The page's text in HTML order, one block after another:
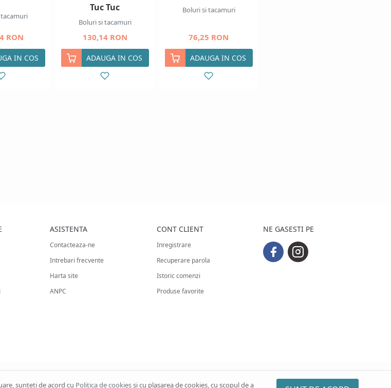
sunteti de acord cu Politica de cookiessi cu plasarea de cookies, cu scopul de a
RON
IN COS
Tuc Tuc
Boluri si tacamuri
130,14 RON
ADAUGA IN COS
Boluri si tacamuri
76,25 RON
ADAUGA IN COS
ASISTENTA
Contacteaza-ne
Intrebari frecvente
Harta site
ANPC
CONT CLIENT
Inregistrare
Recuperare parola
Istoric comenzi
Produse favorite
NE GASESTI PE